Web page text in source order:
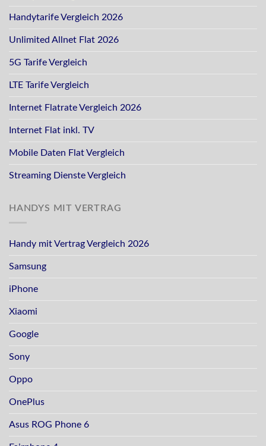
Handytarife Vergleich 2026
Unlimited Allnet Flat 2026
5G Tarife Vergleich
LTE Tarife Vergleich
Internet Flatrate Vergleich 2026
Internet Flat inkl. TV
Mobile Daten Flat Vergleich
Streaming Dienste Vergleich
HANDYS MIT VERTRAG
Handy mit Vertrag Vergleich 2026
Samsung
iPhone
Xiaomi
Google
Sony
Oppo
OnePlus
Asus ROG Phone 6